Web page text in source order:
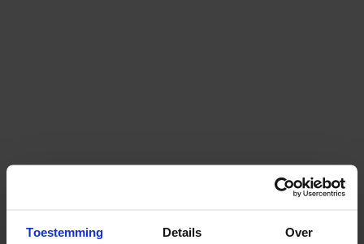
Toestemming Details Over